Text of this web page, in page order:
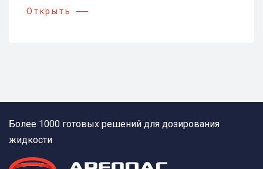
Открыть
Более 1000 готовых решений для дозирования
жидкости